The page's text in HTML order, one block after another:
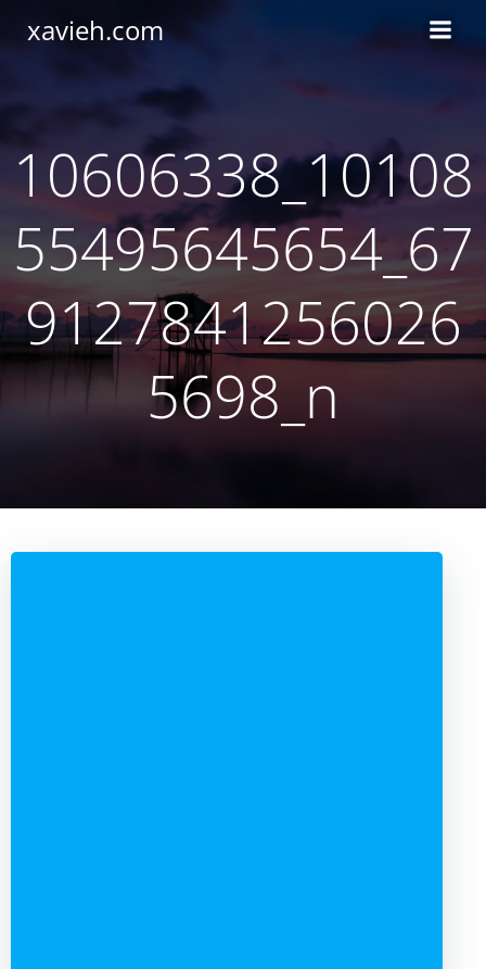
xavieh.com
10606338_10108
55495645654_67
9127841256026
5698_n